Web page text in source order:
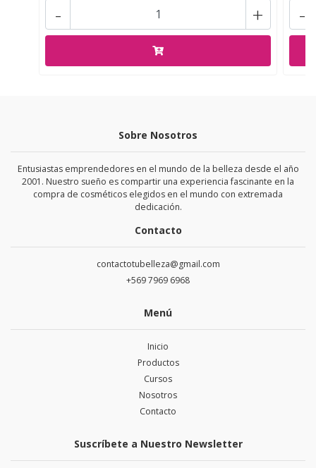
+
- -
Sobre Nosotros
Entusiastas emprendedores en el mundo de la belleza desde el año
2001. Nuestro sueño es compartir una experiencia fascinante en la
compra de cosméticos elegidos en el mundo con extremada
dedicación.
Contacto
contactotubelleza@gmail.com
+569 7969 6968
Menú
Inicio
Productos
Cursos
Nosotros
Contacto
Suscríbete a Nuestro Newsletter